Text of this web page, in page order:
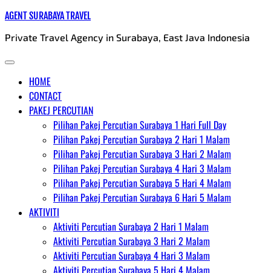
Skip
content
AGENT SURABAYA TRAVEL
Private Travel Agency in Surabaya, East Java Indonesia
HOME
CONTACT
PAKEJ PERCUTIAN
Pilihan Pakej Percutian Surabaya 1 Hari Full Day
Pilihan Pakej Percutian Surabaya 2 Hari 1 Malam
Pilihan Pakej Percutian Surabaya 3 Hari 2 Malam
Pilihan Pakej Percutian Surabaya 4 Hari 3 Malam
Pilihan Pakej Percutian Surabaya 5 Hari 4 Malam
Pilihan Pakej Percutian Surabaya 6 Hari 5 Malam
AKTIVITI
Aktiviti Percutian Surabaya 2 Hari 1 Malam
Aktiviti Percutian Surabaya 3 Hari 2 Malam
Aktiviti Percutian Surabaya 4 Hari 3 Malam
Aktiviti Percutian Surabaya 5 Hari 4 Malam